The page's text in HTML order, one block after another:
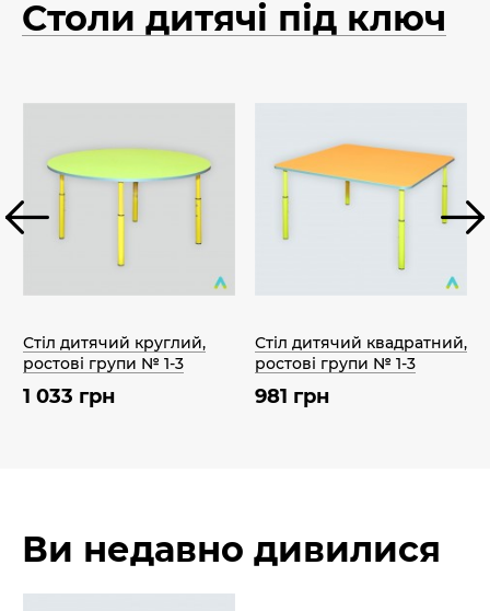
Столи дитячі під ключ
Стіл дитячий круглий,
ростові групи № 1-3
1 033 грн
Стіл дитячий квадратний,
ростові групи № 1-3
981 грн
Ви недавно дивилися